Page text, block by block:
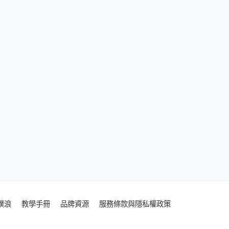
浪 教學手冊 品牌資源 服務條款與隱私權政策